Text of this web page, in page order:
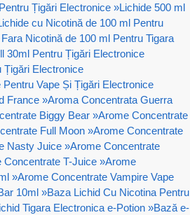
Țigări Electronice »Lichide 500 ml
cu Nicotină de 100 ml Pentru
Nicotină de 100 ml Pentru Tigara
30ml Pentru Țigări Electronice
Țigări Electronice
Vape Și Țigări Electronice
France »Aroma Concentrata Guerra
Biggy Bear »Arome Concentrate
Full Moon »Arome Concentrate
Nasty Juice »Arome Concentrate
Concentrate T-Juice »Arome
»Arome Concentrate Vampire Vape
10ml »Baza Lichid Cu Nicotina Pentru
Tigara Electronica e-Potion »Bază e-